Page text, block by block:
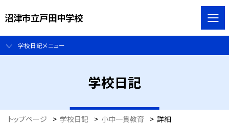
沼津市立戸田中学校
学校日記メニュー
学校日記
トップページ > 学校日記 > 小中一貫教育 > 詳細